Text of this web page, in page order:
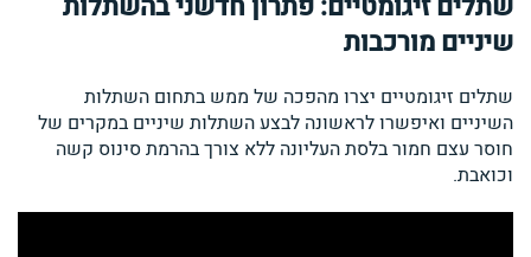
שיניים מורכבות
שתלים זיגומטיים יצרו מהפכה של ממש בתחום השתלות
השיניים ואיפשרו לראשונה לבצע השתלות שיניים במקרים של
חוסר עצם חמור בלסת העליונה ללא צורך בהרמת סינוס קשה
וכואבת.